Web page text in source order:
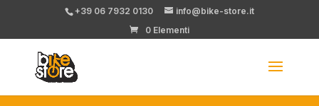
+39 06 7932 0130
info@bike-store.it
0 Elementi